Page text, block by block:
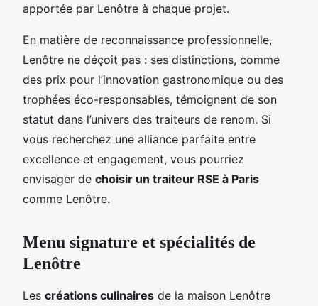
apportée par Lenôtre à chaque projet.
En matière de reconnaissance professionnelle,
Lenôtre ne déçoit pas : ses distinctions, comme
des prix pour l’innovation gastronomique ou des
trophées éco-responsables, témoignent de son
statut dans l’univers des traiteurs de renom. Si
vous recherchez une alliance parfaite entre
excellence et engagement, vous pourriez
envisager de choisir un traiteur RSE à Paris
comme Lenôtre.
Menu signature et spécialités de
Lenôtre
Les créations culinaires de la maison Lenôtre